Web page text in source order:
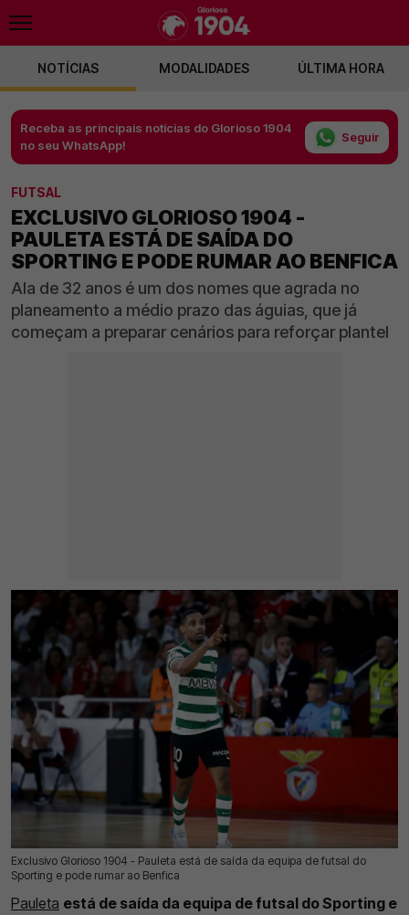
NOTÍCIAS MODALIDADES ÚLTIMA HORA
Receba as principais notícias do Glorioso 1904
no seu WhatsApp!
Seguir
FUTSAL
EXCLUSIVO GLORIOSO 1904 -
PAULETA ESTÁ DE SAÍDA DO
SPORTING E PODE RUMAR AO BENFICA
Ala de 32 anos é um dos nomes que agrada no
planeamento a médio prazo das águias, que já
começam a preparar cenários para reforçar plantel
Exclusivo Glorioso 1904 - Pauleta está de saída da equipa de futsal do
Sporting e pode rumar ao Benfica
04 Jul 2026 | 03:00 | 0
Pauleta está de saída da equipa de futsal do Sporting e